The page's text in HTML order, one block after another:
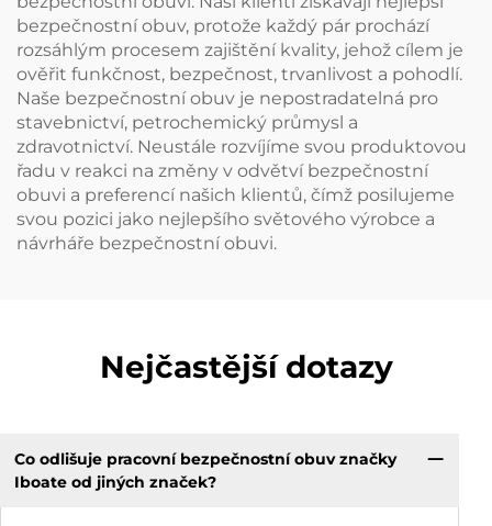
bezpečnostní obuv, protože každý pár prochází
rozsáhlým procesem zajištění kvality, jehož cílem je
ověřit funkčnost, bezpečnost, trvanlivost a pohodlí.
Naše bezpečnostní obuv je nepostradatelná pro
stavebnictví, petrochemický průmysl a
zdravotnictví. Neustále rozvíjíme svou produktovou
řadu v reakci na změny v odvětví bezpečnostní
obuvi a preferencí našich klientů, čímž posilujeme
svou pozici jako nejlepšího světového výrobce a
návrháře bezpečnostní obuvi.
Nejčastější dotazy
Co odlišuje pracovní bezpečnostní obuv značky
Iboate od jiných značek?